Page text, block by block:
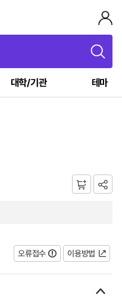
대학/기관 테마
오류접수
이용방법